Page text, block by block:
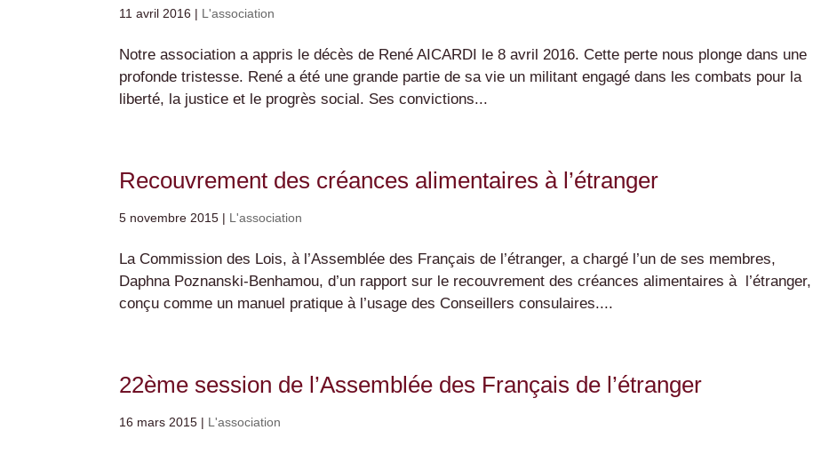
11 avril 2016 | L'association
Notre association a appris le décès de René AICARDI le 8 avril 2016. Cette perte nous plonge dans une
profonde tristesse. René a été une grande partie de sa vie un militant engagé dans les combats pour la
liberté, la justice et le progrès social. Ses convictions...
Recouvrement des créances alimentaires à l’étranger
5 novembre 2015 | L'association
La Commission des Lois, à l’Assemblée des Français de l’étranger, a chargé l’un de ses membres,
Daphna Poznanski-Benhamou, d’un rapport sur le recouvrement des créances alimentaires à l’étranger,
conçu comme un manuel pratique à l’usage des Conseillers consulaires....
22ème session de l’Assemblée des Français de l’étranger
16 mars 2015 | L'association